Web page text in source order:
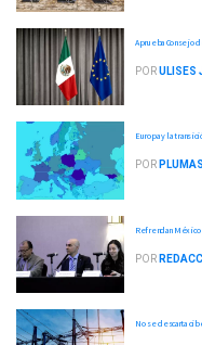
Aprueba Consejo
PORULISES
Europa y la
POR
Refrendan México
POR
No se descarta